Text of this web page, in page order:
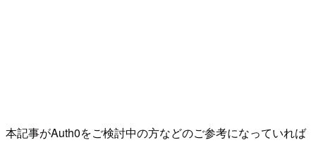
本記事がAuth0をご検討中の方などのご参考になっていれば